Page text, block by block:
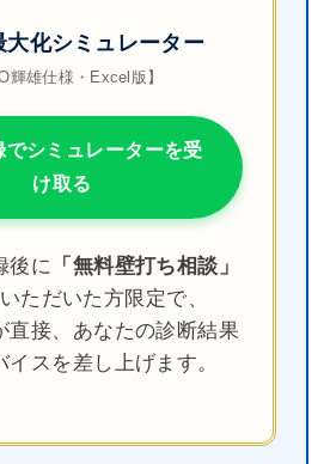
大化シミュレーター
輝雄仕様・Excel版】
でシミュレーターを受
け取る
後に 「無料壁打ち相談」
ただいた方限定で、
直接、あなたの診断結果
スを差し上げます。